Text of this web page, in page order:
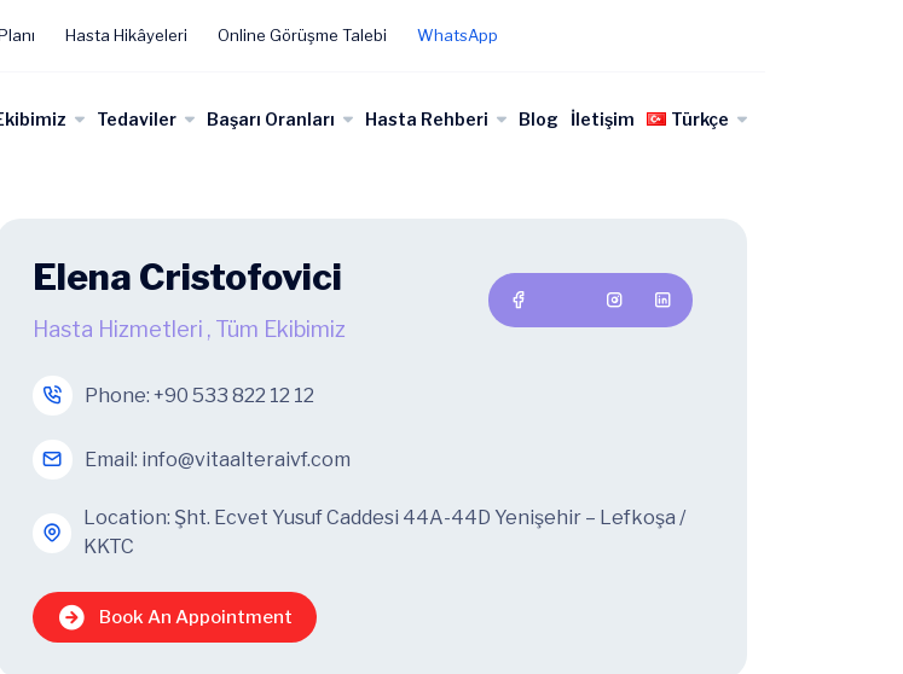
Hasta Hikâyeleri Online Görüşme Talebi WhatsApp
Tedaviler Başarı Oranları Hasta Rehberi Blog İletişim Türkçe
Elena Cristofovici
Hasta Hizmetleri , Tüm Ekibimiz
Phone: +90 533 822 12 12
Email: info@vitaalteraivf.com
Location: Şht. Ecvet Yusuf Caddesi 44A-44D Yenişehir – Lefkoşa /
KKTC
Book An Appointment